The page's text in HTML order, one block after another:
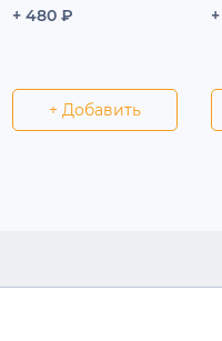
+ 480 ₽
+ Добавить